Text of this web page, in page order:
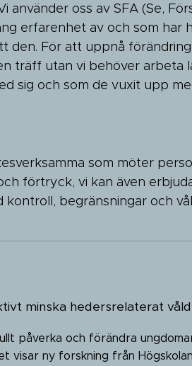
använder oss av SFA (Se,
erfarenhet av och som har
den. För att uppnå
träff utan vi behöver arbeta
sig och som de vuxit upp
som möter
förtryck, vi kan även
begränsningar och
minska hedersrelaterat våld
påverka och förändra
visar ny forskning från